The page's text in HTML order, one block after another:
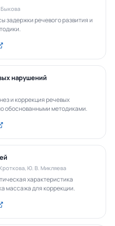
задержки речевого развития и
нарушений
и коррекция речевых
обоснованными методиками.
Ю. В. Микляева
характеристика
массажа для коррекции.